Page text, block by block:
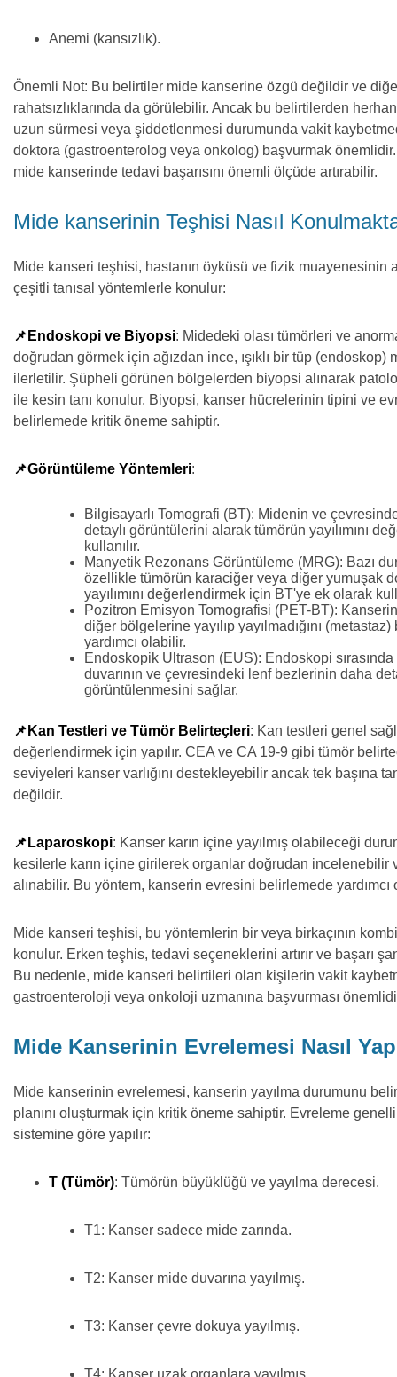
Anemi (kansızlık).
Önemli Not: Bu belirtiler mide kanserine özgü değildir ve
rahatsızlıklarında da görülebilir. Ancak bu belirtilerden
uzun sürmesi veya şiddetlenmesi durumunda vakit
doktora (gastroenterolog veya onkolog) başvurmak
mide kanserinde tedavi başarısını önemli ölçüde artırabilir.
Mide kanserinin Teşhisi Nasıl
Mide kanseri teşhisi, hastanın öyküsü ve fizik muayenesinin
çeşitli tanısal yöntemlerle konulur:
📌Endoskopi ve Biyopsi: Midedeki olası tümörleri ve
doğrudan görmek için ağızdan ince, ışıklı bir tüp (endoskop)
ilerletilir. Şüpheli görünen bölgelerden biyopsi alınarak
ile kesin tanı konulur. Biyopsi, kanser hücrelerinin tipini ve
belirlemede kritik öneme sahiptir.
📌Görüntüleme Yöntemleri:
Bilgisayarlı Tomografi (BT): Midenin ve
detaylı görüntülerini alarak tümörün yayılımını
kullanılır.
Manyetik Rezonans Görüntüleme (MRG): Bazı
özellikle tümörün karaciğer veya diğer yumuşak
yayılımını değerlendirmek için BT'ye ek olarak
Pozitron Emisyon Tomografisi (PET-BT):
diğer bölgelerine yayılıp yayılmadığını
yardımcı olabilir.
Endoskopik Ultrason (EUS): Endoskopi
duvarının ve çevresindeki lenf bezlerinin daha
görüntülenmesini sağlar.
📌Kan Testleri ve Tümör Belirteçleri: Kan testleri genel
değerlendirmek için yapılır. CEA ve CA 19-9 gibi tümör
seviyeleri kanser varlığını destekleyebilir ancak tek başına
değildir.
📌Laparoskopi: Kanser karın içine yayılmış olabileceği
kesilerle karın içine girilerek organlar doğrudan incelenebilir
alınabilir. Bu yöntem, kanserin evresini belirlemede yardımcı
Mide kanseri teşhisi, bu yöntemlerin bir veya birkaçının
konulur. Erken teşhis, tedavi seçeneklerini artırır ve başarı
Bu nedenle, mide kanseri belirtileri olan kişilerin vakit
gastroenteroloji veya onkoloji uzmanına başvurması
Mide Kanserinin Evrelemesi Nasıl
Mide kanserinin evrelemesi, kanserin yayılma durumunu
planını oluşturmak için kritik öneme sahiptir. Evreleme
sistemine göre yapılır:
T (Tümör): Tümörün büyüklüğü ve yayılma derecesi.
T1: Kanser sadece mide zarında.
T2: Kanser mide duvarına yayılmış.
T3: Kanser çevre dokuya yayılmış.